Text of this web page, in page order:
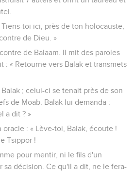
Tiens-toi ici, près de ton holocauste,
de Dieu. »
de Balaam. Il mit des paroles
: « Retourne vers Balak et transmets
; celui-ci se tenait près de son
de Moab. Balak lui demanda :
a dit ? »
oracle : « Lève-toi, Balak, écoute !
Tsippor !
pour mentir, ni le fils d'un
sa décision. Ce qu'il a dit, ne le fera-